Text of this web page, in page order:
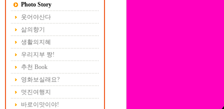
Photo Story
웃어야산다
삶의향기
생활의지혜
우리지부 짱!
추천 Book
영화보실래요?
멋진여행지
바로이맛이야!